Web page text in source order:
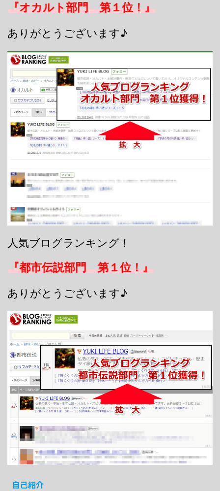
『オカルト部門 第１位！』
ありがとうございます♪
人気ブログランキング！
『都市伝説部門 第１位！』
ありがとうございます♪
自己紹介